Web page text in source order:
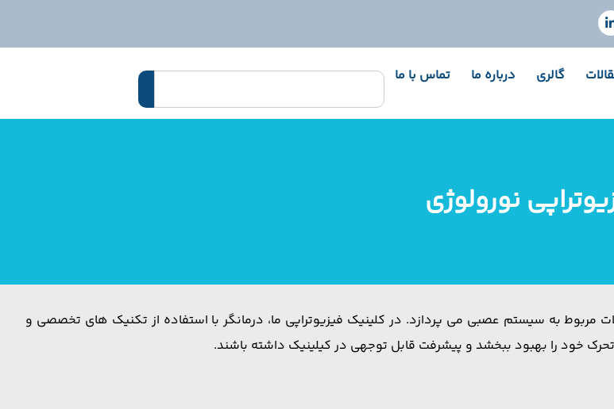
گالری درباره ما تماس با ما
نورولوژی
به سیستم عصبی می پردازد. در کلینیک فیزیوتراپی ما، درمانگر با استفاده از تکنیک های تخصصی و
خود را بهبود ببخشد و پیشرفت قابل توجهی در کیلینیک داشته باشند.